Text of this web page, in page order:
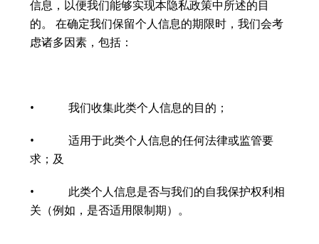
信息，以便我们能够实现本隐私政策中所述的目
的。 在确定我们保留个人信息的期限时，我们会考
虑诸多因素，包括：
• 我们收集此类个人信息的目的；
• 适用于此类个人信息的任何法律或监管要
求；及
• 此类个人信息是否与我们的自我保护权利相
关（例如，是否适用限制期）。